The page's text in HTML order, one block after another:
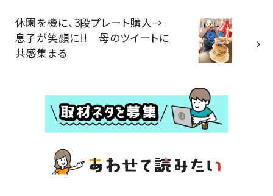
休園を機に、3段プレート購入→
息子が笑顔に!! 母のツイートに
共感集まる